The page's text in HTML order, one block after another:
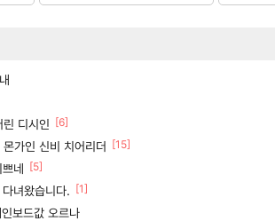
디시인 [6]
가인 신비 치어리더 [15]
네 [5]
녀왔습니다. [1]
보드값 오르나